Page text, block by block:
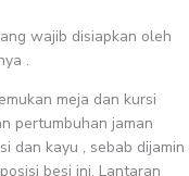
wajib disiapkan oleh
.
meja dan kursi
pertumbuhan jaman
dan kayu , sebab dijamin
besi ini. Lantaran